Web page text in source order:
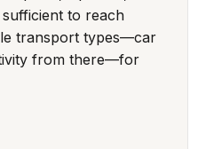
to reach
transport types—car
from there—for